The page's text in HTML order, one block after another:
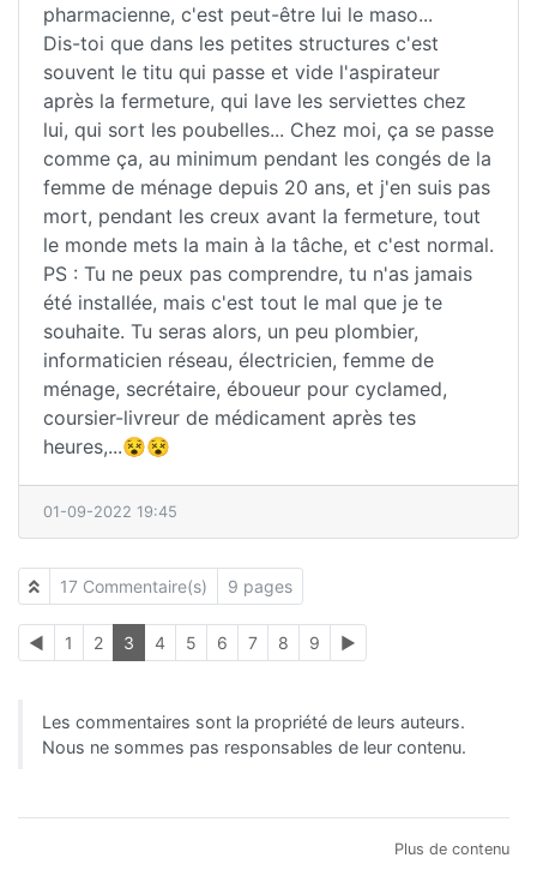
pharmacienne, c'est peut-être lui le maso...
Dis-toi que dans les petites structures c'est
souvent le titu qui passe et vide l'aspirateur
après la fermeture, qui lave les serviettes chez
lui, qui sort les poubelles... Chez moi, ça se passe
comme ça, au minimum pendant les congés de la
femme de ménage depuis 20 ans, et j'en suis pas
mort, pendant les creux avant la fermeture, tout
le monde mets la main à la tâche, et c'est normal.
PS : Tu ne peux pas comprendre, tu n'as jamais
été installée, mais c'est tout le mal que je te
souhaite. Tu seras alors, un peu plombier,
informaticien réseau, électricien, femme de
ménage, secrétaire, éboueur pour cyclamed,
coursier-livreur de médicament après tes
heures,...😵😵
01-09-2022 19:45
17 Commentaire(s) 9 pages
◄ 1 2 3 4 5 6 7 8 9 ►
Les commentaires sont la propriété de leurs auteurs.
Nous ne sommes pas responsables de leur contenu.
Plus de contenu